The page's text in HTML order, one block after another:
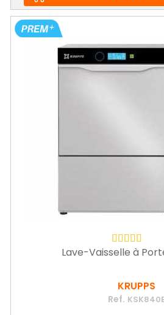
Lave-Vaisselle à
KRUPPS
Ref. KSK840E